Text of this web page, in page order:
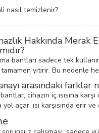
nasıl temizlenir?
Hakkında Merak
bantları sadece tek
tamamen yitirir. Bu nedenle
arasındaki farklar
cihazın iç ısısına
açar, ısı karşısında